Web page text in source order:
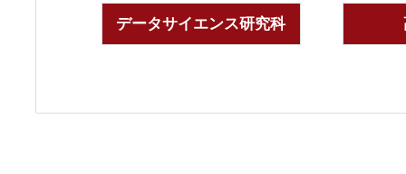
データサイエンス研究科